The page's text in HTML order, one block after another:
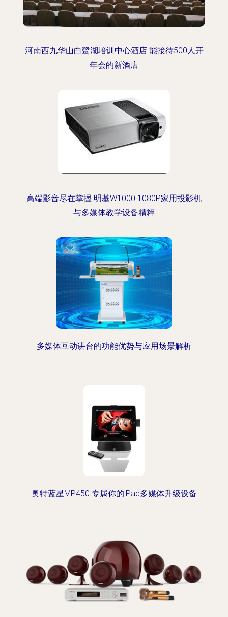
河南西九华山白鹭湖培训中心酒店 能接待500人开
年会的新酒店
高端影音尽在掌握 明基W1000 1080P家用投影机
与多媒体教学设备精粹
多媒体互动讲台的功能优势与应用场景解析
奥特蓝星MP450 专属你的iPad多媒体升级设备